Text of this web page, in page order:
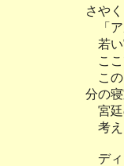
さや
「ア
若い
ここ
この
分の
宮廷
考え
ディ